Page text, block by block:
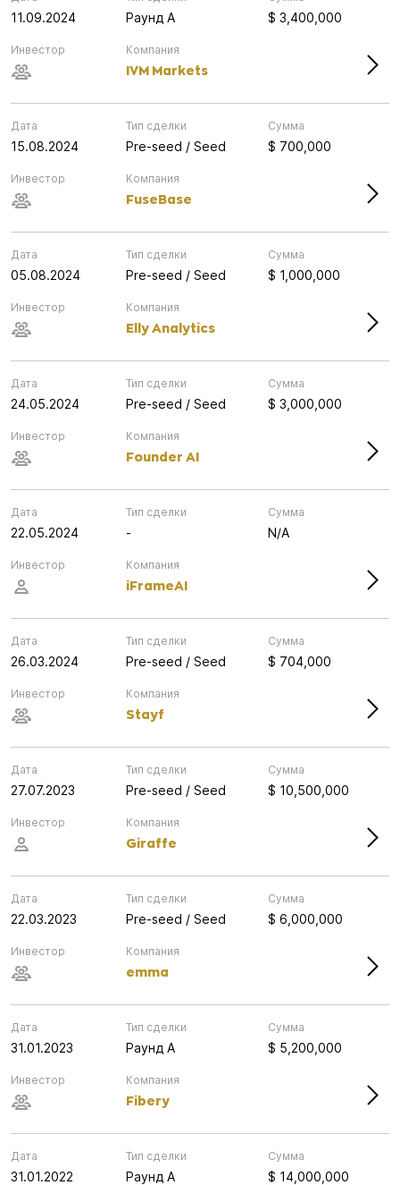
11.09.2024
Компания
IVM Markets
Инвестор
Раунд А $ 3,400,000
Дата
15.08.2024
Компания
FuseBase
Инвестор
Тип сделки
Pre-seed / Seed
Сумма
$ 700,000
Дата
05.08.2024
Компания
Elly Analytics
Инвестор
Тип сделки
Pre-seed / Seed
Сумма
$ 1,000,000
Дата
24.05.2024
Компания
Founder AI
Инвестор
Тип сделки
Pre-seed / Seed
Сумма
$ 3,000,000
Дата
22.05.2024
Компания
iFrameAI
Инвестор
Тип сделки
-
Сумма
N/A
Дата
26.03.2024
Компания
Stayf
Инвестор
Тип сделки
Pre-seed / Seed
Сумма
$ 704,000
Дата
27.07.2023
Компания
Giraffe
Инвестор
Тип сделки
Pre-seed / Seed
Сумма
$ 10,500,000
Дата
22.03.2023
Компания
emma
Инвестор
Тип сделки
Pre-seed / Seed
Сумма
$ 6,000,000
Дата
31.01.2023
Компания
Fibery
Инвестор
Тип сделки
Раунд А
Сумма
$ 5,200,000
Дата
31.01.2022
Тип сделки
Раунд А
Сумма
$ 14,000,000